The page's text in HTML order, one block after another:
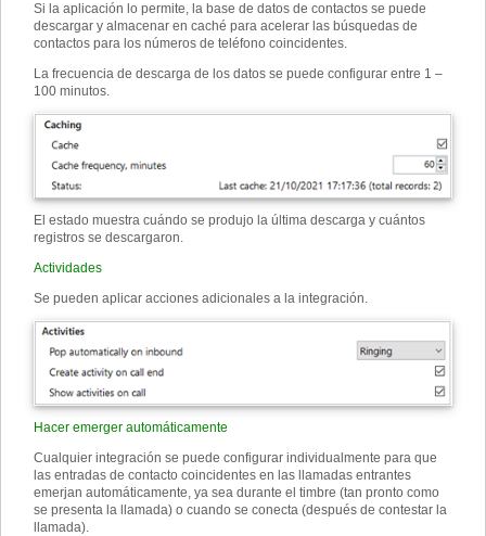
Si la aplicación lo permite, la base de datos de contactos se puede
descargar y almacenar en caché para acelerar las búsquedas de
contactos para los números de teléfono coincidentes.
La frecuencia de descarga de los datos se puede configurar entre 1 –
100 minutos.
El estado muestra cuándo se produjo la última descarga y cuántos
registros se descargaron.
Actividades
Se pueden aplicar acciones adicionales a la integración.
Hacer emerger automáticamente
Cualquier integración se puede configurar individualmente para que
las entradas de contacto coincidentes en las llamadas entrantes
emerjan automáticamente, ya sea durante el timbre (tan pronto como
se presenta la llamada) o cuando se conecta (después de contestar la
llamada).